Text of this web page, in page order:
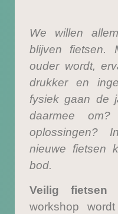
We willen
blijven fietsen.
ouder wordt,
drukker en
fysiek gaan de
daarmee
oplossingen?
nieuwe fietsen
bod.
Veilig
workshop